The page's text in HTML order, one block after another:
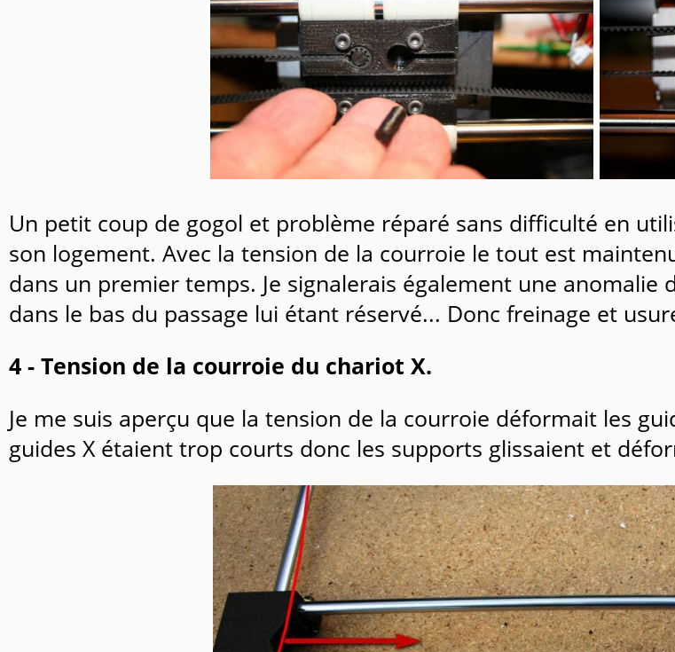
Un petit coup de gogol et problème réparé sans difficulté en
son logement. Avec la tension de la courroie le tout est
dans un premier temps. Je signalerais également une
dans le bas du passage lui étant réservé... Donc freinage et
4 - Tension de la courroie du chariot X.
Je me suis aperçu que la tension de la courroie déformait les
guides X étaient trop courts donc les supports glissaient et